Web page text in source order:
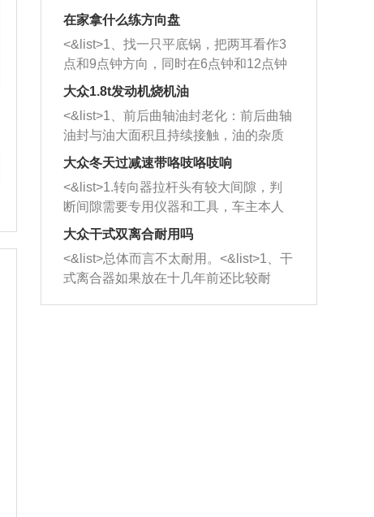
者是细棍，直接将杂物给取出来，如果
堵塞情况比较严重，也可以采取应急措
施。 <&list>2、直接利用木棍将所有的
杂物推到排气管里面的位置处，然后将
三元催化器拆解开，就可以将堵塞的东
西取出来。但如果是因为积碳过多引起
的堵塞，就需要将三元催化器泡在草酸
洗剂对堵塞的情况得到解决，将清洗剂
放在燃油箱中，与燃油混合后，车辆启
动时，就可以和汽油一起进入到燃烧
室，最后形成废气排出，就可以让三元
催化器得到清洗，排气管堵塞的情况就
能够得到解决。
在家拿什么练方向盘
<&list>1、找一只平底锅，把两耳看作3
点和9点钟方向，同时在6点钟和12点钟
方向做一个标记。 <&list>2、双手握住
一圈半的练习，往右同样也要打相同的
圈数。 <&list>3、最后强调要反复练
习，这样就可以形成肌肉记忆，在真实
驾驶车辆时，不需要记忆也能打好方
向。
大众1.8t发动机烧机油
<&list>1、前后曲轴油封老化：前后曲轴
油封与油大面积且持续接触，油的杂质
和发动机内持续温度变化使其密封效果
逐渐减弱，导致渗油或漏油。<&list>2、
活塞间隙过大：积碳会使活塞环与缸体
的间隙扩大，导致机油流入燃烧室中，
造成烧机油。<&list>3、机油粘度。使用
机油粘度过小的话，同样会有烧机油现
象，机油粘度过小具有很好的流动性，
大众冬天过减速带咯吱咯吱响
<&list>1.转向器拉杆头有较大间隙，判
断间隙需要专用仪器和工具，车主本人
无法制作，需要将车辆送到修理厂或4s
店；<&list>2.车辆半轴套管防尘罩破
裂，破裂后会出现漏油现象，使半轴磨
损严重，磨损的半轴容易损坏，产生异
响；<&list>3.稳定器的转向胶套和球头
大众干式双离合耐用吗
<&list>总体而言不太耐用。<&list>1、干
式离合器如果放在十几年前还比较耐